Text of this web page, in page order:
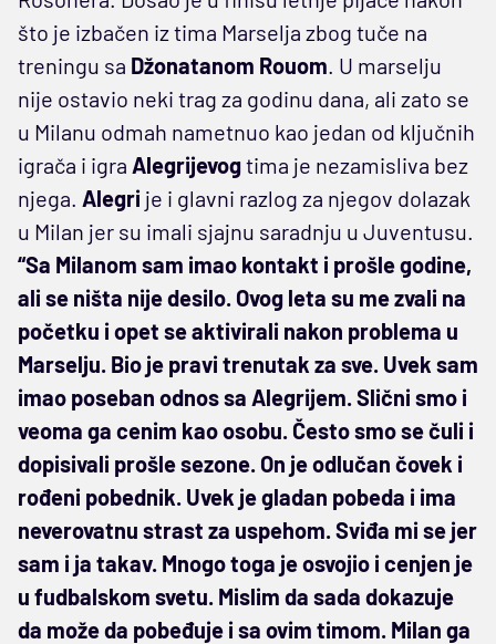
što je izbačen iz tima Marselja zbog tuče na
treningu sa Džonatanom Rouom. U marselju
nije ostavio neki trag za godinu dana, ali zato se
u Milanu odmah nametnuo kao jedan od ključnih
igrača i igra Alegrijevogtima je nezamisliva bez
njega. Alegri je i glavni razlog za njegov dolazak
u Milan jer su imali sjajnu saradnju u Juventusu.
“Sa Milanom sam imao kontakt i prošle godine,
ali se ništa nije desilo. Ovog leta su me zvali na
početku i opet se aktivirali nakon problema u
Marselju. Bio je pravi trenutak za sve. Uvek sam
imao poseban odnos sa Alegrijem. Slični smo i
veoma ga cenim kao osobu. Često smo se čuli i
dopisivali prošle sezone. On je odlučan čovek i
rođeni pobednik. Uvek je gladan pobeda i ima
neverovatnu strast za uspehom. Sviđa mi se jer
sam i ja takav. Mnogo toga je osvojio i cenjen je
u fudbalskom svetu. Mislim da sada dokazuje
da može da pobeđuje i sa ovim timom. Milan ga